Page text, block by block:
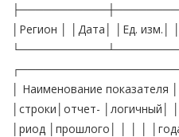
│Регион │ │Дата│ │Ед. изм.│ │
│ Наименование показателя
│строки│отчет- │логичный│
│риод │прошлого│ │ │ │ │года